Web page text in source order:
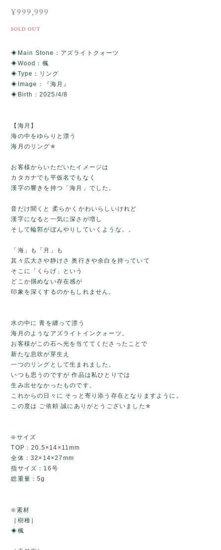
¥999,999
SOLD OUT
◈Main Stone：アズライトクォーツ
◈Wood：楓
◈Type：リング
◈Image：『海月』
◈Birth：2025/4/8
【海月】
海の中をゆらりと漂う
海月のリング✯
お客様からいただいたイメージは
カタカナでも平仮名でもなく
漢字の響きを持つ「海月」でした。
音だけ聞くと 柔らかくかわいらしいけれど
漢字になると一気に深さが増し
そして輪郭がぼんやりしていくような。。
「海」も「月」も
其々広大さや静けさ 奥行きや余白を持っていて
そこに「くらげ」という
どこか掴めない存在感が
印象を深くするのかもしれません。
水の中に 青を纏って漂う
海月のようなアズライトインクォーツ。
お客様がこの石へ光を当ててくださったことで
新たな息吹が芽生え
一つのリングとして生まれました。
いつも思うのですが 作品は私ひとりでは
生み出せなかったものです。
これからの日々に そっと寄り添う存在となりますように。
この度は ご依頼 誠にありがとうございました✯
❇️サイズ
TOP：20.5×14×11mm
全体：32×14×27mm
指サイズ：16号
総重量：5g
❇️素材
［樹種］
◈楓